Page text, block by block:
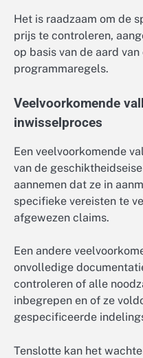
Het is raadzaam om de
prijs te controleren,
op basis van de aard
programmaregels.
Veelvoorkomende
inwisselproces
Een veelvoorkomende
van de
aannemen dat ze in
specifieke vereisten te
afgewezen claims.
Een andere
onvolledige
controleren of alle
inbegrepen en of ze
gespecificeerde
Tenslotte kan het